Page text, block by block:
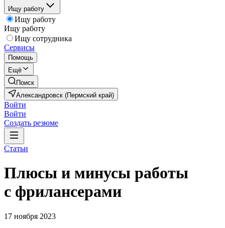
Ищу работу
Ищу работу
Ищу работу
Ищу сотрудника
Сервисы
Помощь
Ещё
Поиск
Александровск (Пермский край)
Войти
Войти
Создать резюме
Статьи
Плюсы и минусы работы
с фрилансерами
17 ноября 2023